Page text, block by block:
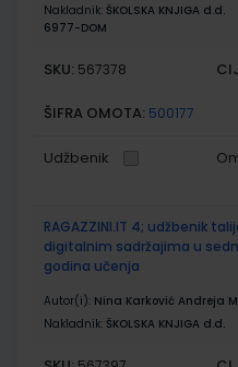
Nakladnik: ŠKOLSKA KNJIGA d.d.
6977-DOM
SKU: 567378
ŠIFRA OMOTA: 500177
Udžbenik
RAGAZZINI.IT 4; udžbenik
digitalnim sadržajima u
godina učenja
Autor(i): Nina Karković Andreja
Nakladnik: ŠKOLSKA KNJIGA d.d.